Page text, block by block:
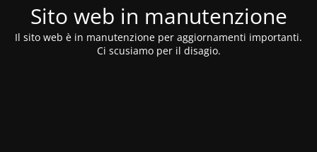
Sito web in manutenzione
Il sito web è in manutenzione per aggiornamenti importanti.
Ci scusiamo per il disagio.